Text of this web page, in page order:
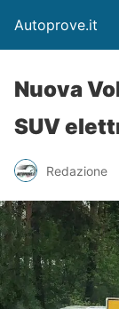
Autoprove.it
Nuova
SUV
Redazione